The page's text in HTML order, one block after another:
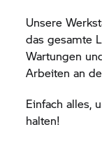
Unsere
das gesamte
Wartungen
Arbeiten an
Einfach alles,
halten!